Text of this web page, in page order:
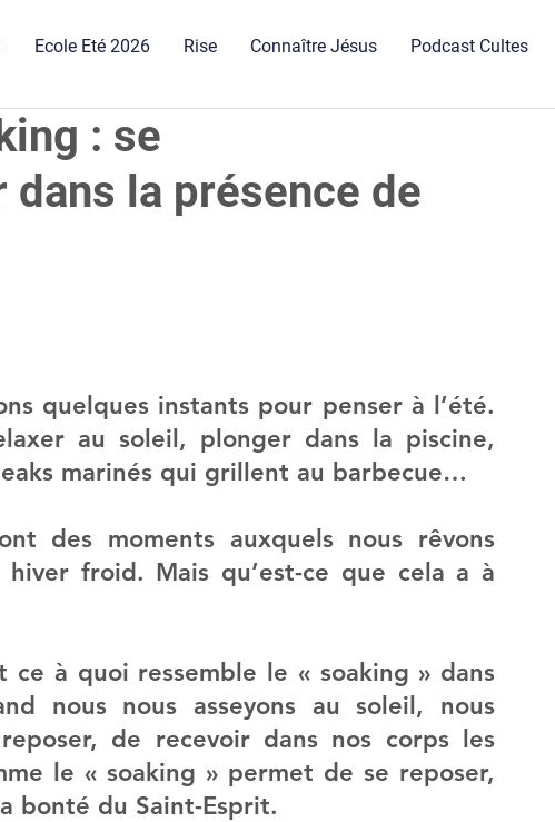
Ecole Eté 2026 Rise Connaître Jésus Podcast Cultes
: se
la présence de
quelques instants pour penser à l’été.
au soleil, plonger dans la piscine,
marinés qui grillent au barbecue…
des moments auxquels nous rêvons
hiver froid. Mais qu’est-ce que cela a à
ce à quoi ressemble le « soaking » dans
nous nous asseyons au soleil, nous
de recevoir dans nos corps les
le « soaking » permet de se reposer,
bonté du Saint-Esprit.